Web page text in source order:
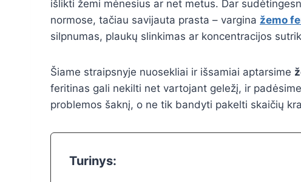
išlikti žemi mėnesius ar net metus. Dar
normose, tačiau savijauta prasta – vargina žemo
silpnumas, plaukų slinkimas ar koncentracijos
Šiame straipsnyje nuosekliai ir išsamiai aptarsime
feritinas gali nekilti net vartojant geležį, ir
problemos šaknį, o ne tik bandyti pakelti skaičių
Turinys: